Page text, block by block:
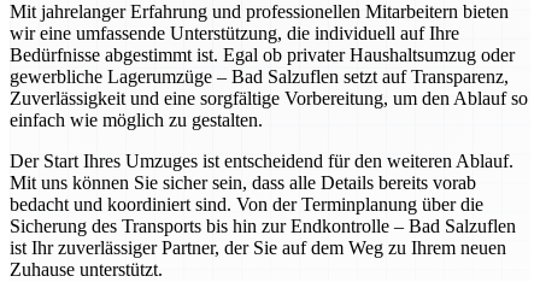
Mit jahrelanger Erfahrung und professionellen Mitarbeitern bieten
wir eine umfassende Unterstützung, die individuell auf Ihre
Bedürfnisse abgestimmt ist. Egal ob privater Haushaltsumzug oder
gewerbliche Lagerumzüge – Bad Salzuflen setzt auf Transparenz,
Zuverlässigkeit und eine sorgfältige Vorbereitung, um den Ablauf so
einfach wie möglich zu gestalten.
Der Start Ihres Umzuges ist entscheidend für den weiteren Ablauf.
Mit uns können Sie sicher sein, dass alle Details bereits vorab
bedacht und koordiniert sind. Von der Terminplanung über die
Sicherung des Transports bis hin zur Endkontrolle – Bad Salzuflen
ist Ihr zuverlässiger Partner, der Sie auf dem Weg zu Ihrem neuen
Zuhause unterstützt.